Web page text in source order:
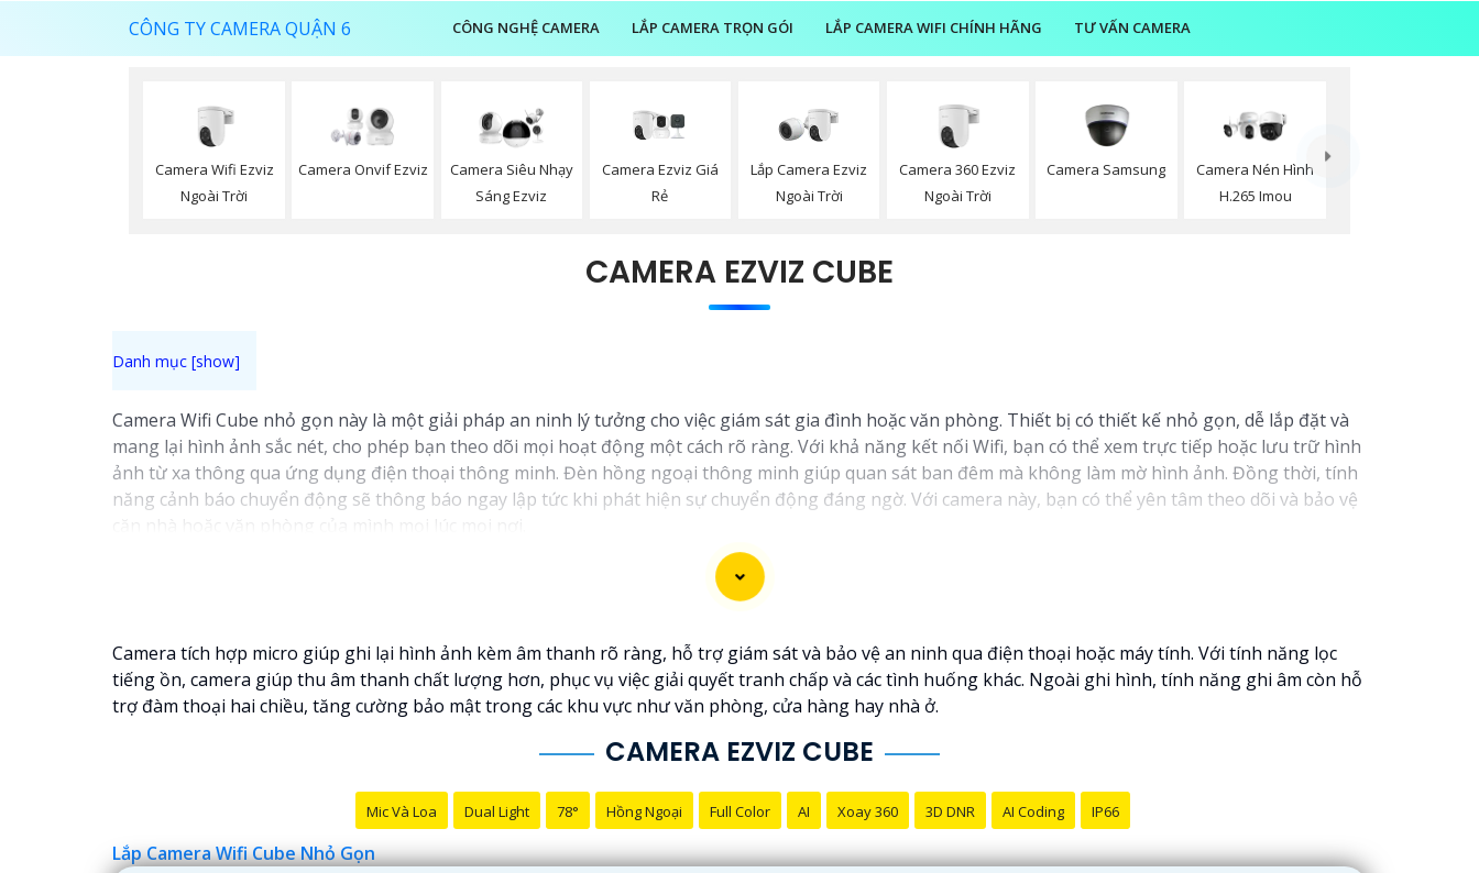
CÔNG TY CAMERA QUẬN 6 CÔNG NGHỆ CAMERA LẮP CAMERA TRỌN GÓI LẮP CAMERA WIFI CHÍNH HÃNG TƯ VẤN CAMERA
Camera Wifi Ezviz
Ngoài Trời
Camera Onvif Ezviz
Camera Siêu Nhạy
Sáng Ezviz
Camera Ezviz Giá
Rẻ
Lắp Camera Ezviz
Ngoài Trời
Camera 360 Ezviz
Ngoài Trời
Camera Samsung
Camera Nén Hình
H.265 Imou
CAMERA EZVIZ CUBE
Camera Wifi Cube nhỏ gọn này là một giải pháp an ninh lý tưởng cho việc giám sát gia đình hoặc văn phòng. Thiết bị có thiết kế nhỏ gọn, dễ lắp đặt và
mang lại hình ảnh sắc nét, cho phép bạn theo dõi mọi hoạt động một cách rõ ràng. Với khả năng kết nối Wifi, bạn có thể xem trực tiếp hoặc lưu trữ hình
ảnh từ xa thông qua ứng dụng điện thoại thông minh. Đèn hồng ngoại thông minh giúp quan sát ban đêm mà không làm mờ hình ảnh. Đồng thời, tính
năng cảnh báo chuyển động sẽ thông báo ngay lập tức khi phát hiện sự chuyển động đáng ngờ. Với camera này, bạn có thể yên tâm theo dõi và bảo vệ
căn nhà hoặc văn phòng của mình mọi lúc mọi nơi.
Camera tích hợp micro giúp ghi lại hình ảnh kèm âm thanh rõ ràng, hỗ trợ giám sát và bảo vệ an ninh qua điện thoại hoặc máy tính. Với tính năng lọc
tiếng ồn, camera giúp thu âm thanh chất lượng hơn, phục vụ việc giải quyết tranh chấp và các tình huống khác. Ngoài ghi hình, tính năng ghi âm còn hỗ
trợ đàm thoại hai chiều, tăng cường bảo mật trong các khu vực như văn phòng, cửa hàng hay nhà ở.
CAMERA EZVIZ CUBE
Mic Và Loa Dual Light 78° Hồng Ngoại Full Color AI Xoay 360 3D DNR AI Coding IP66
Lắp Camera Wifi Cube Nhỏ Gọn